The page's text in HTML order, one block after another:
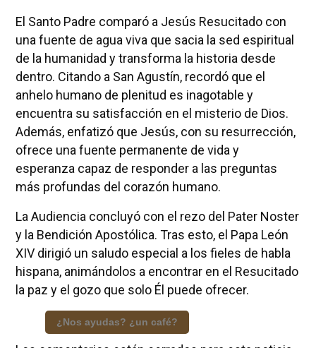
El Santo Padre comparó a Jesús Resucitado con
una fuente de agua viva que sacia la sed espiritual
de la humanidad y transforma la historia desde
dentro. Citando a San Agustín, recordó que el
anhelo humano de plenitud es inagotable y
encuentra su satisfacción en el misterio de Dios.
Además, enfatizó que Jesús, con su resurrección,
ofrece una fuente permanente de vida y
esperanza capaz de responder a las preguntas
más profundas del corazón humano.
La Audiencia concluyó con el rezo del Pater Noster
y la Bendición Apostólica. Tras esto, el Papa León
XIV dirigió un saludo especial a los fieles de habla
hispana, animándolos a encontrar en el Resucitado
la paz y el gozo que solo Él puede ofrecer.
¿Nos ayudas? ¿un café?